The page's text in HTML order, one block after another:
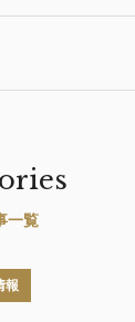
一覧
報